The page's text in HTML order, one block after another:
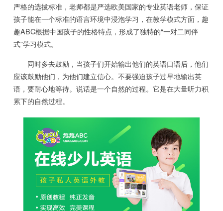
严格的选拔标准，老师都是严选欧美国家的专业英语老师，保证
孩子能在一个标准的语言环境中浸泡学习，在教学模式方面，趣
趣ABC根据中国孩子的性格特点，形成了独特的“一对二同伴
式”学习模式。
同时多去鼓励，当孩子们开始输出他们的英语口语后，他们
应该鼓励他们，为他们建立信心。不要强迫孩子过早地输出英
语，要耐心地等待。说话是一个自然的过程。它是在大量听力积
累下的自然过程。